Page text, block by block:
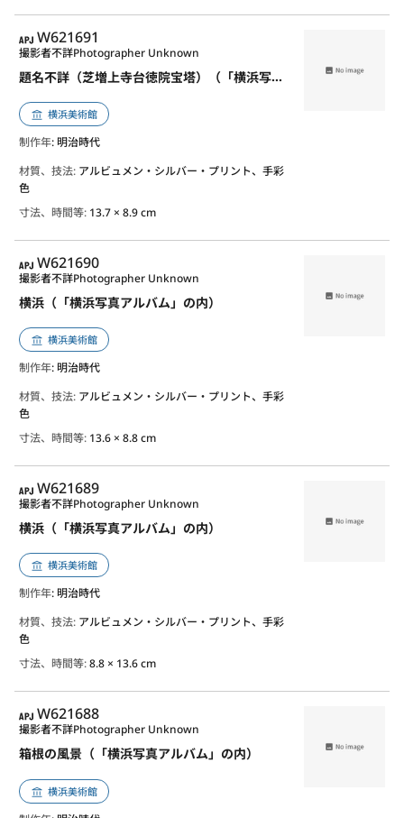
APJ
W621691
題名不詳（芝増上寺台徳院宝塔）（「横浜写真アルバム」の内）
撮影者不詳Photographer Unknown
横浜美術館
制作年: 明治時代
材質、技法: アルビュメン・シルバー・プリント、手彩
色
寸法、時間等: 13.7 × 8.9 cm
APJ
W621690
横浜（「横浜写真アルバム」の内）
撮影者不詳Photographer Unknown
横浜美術館
制作年: 明治時代
材質、技法: アルビュメン・シルバー・プリント、手彩
色
寸法、時間等: 13.6 × 8.8 cm
APJ
W621689
横浜（「横浜写真アルバム」の内）
撮影者不詳Photographer Unknown
横浜美術館
制作年: 明治時代
材質、技法: アルビュメン・シルバー・プリント、手彩
色
寸法、時間等:8.8 × 13.6 cm
APJ
W621688
箱根の風景（「横浜写真アルバム」の内）
撮影者不詳Photographer Unknown
横浜美術館